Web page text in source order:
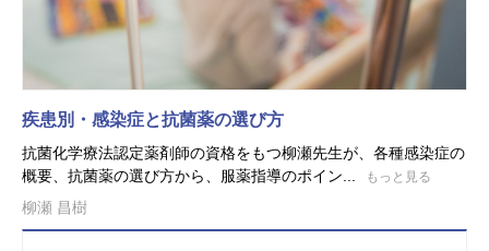
疾患別・感染症と抗菌薬の選び方
抗菌化学療法認定薬剤師の資格をもつ柳瀬先生が、各種感染症の
概要、抗菌薬の選び方から、服薬指導のポイン...
もっと見る
柳瀬 昌樹